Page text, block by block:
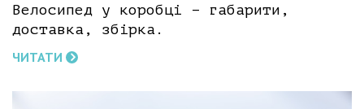
Велосипед у коробці – габарити,
доставка, збірка.
ЧИТАТИ